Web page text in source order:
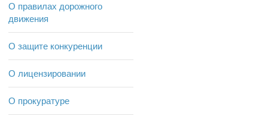
О правилах дорожного
движения
О защите конкуренции
О лицензировании
О прокуратуре